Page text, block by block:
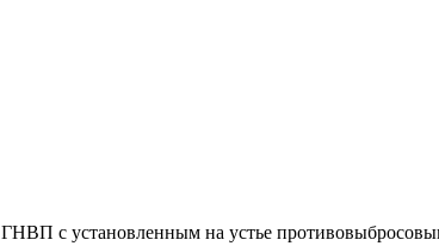
с установленным на устье